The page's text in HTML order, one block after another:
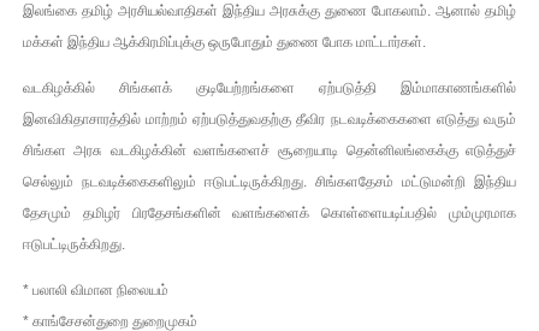
இலங்கை தமிழ் அரசியல்வாதிகள் இந்திய அரசுக்கு துணை போகலாம். ஆனால் தமிழ்
மக்கள் இந்திய ஆக்கிரமிப்புக்கு ஒருபோதும் துணை போக மாட்டார்கள்.
வடகிழக்கில் சிங்களக் குடியேற்றங்களை ஏற்படுத்தி இம்மாகாணங்களில்
இனவிகிதாசாரத்தில் மாற்றம் ஏற்படுத்துவதற்கு தீவிர நடவடிக்கைகளை எடுத்து வரும்
சிங்கள அரசு வடகிழக்கின் வளங்களைச் சூறையாடி தென்னிலங்கைக்கு எடுத்துச்
செல்லும் நடவடிக்கைகளிலும் ஈடுபட்டிருக்கிறது. சிங்களதேசம் மட்டுமன்றி இந்திய
தேசமும் தமிழர் பிரதேசங்களின் வளங்களைக் கொள்ளையடிப்பதில் மும்முரமாக
ஈடுபட்டிருக்கிறது.
* பலாலி விமான நிலையம்
* காங்சேசன்துறை துறைமுகம்